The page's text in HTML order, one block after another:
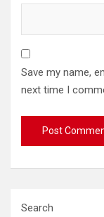
Save my name,
next time I
Search